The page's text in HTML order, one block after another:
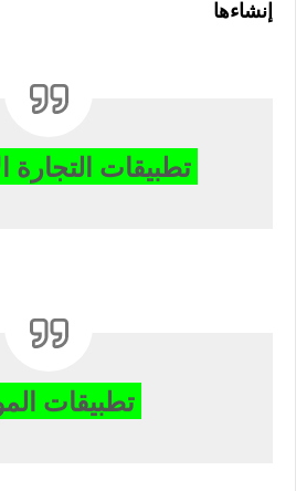
إنشاءها